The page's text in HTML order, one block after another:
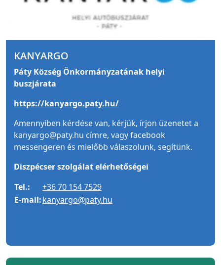
KANYARGO
Páty Község Önkormányzatának helyi
buszjárata
https://kanyargo.paty.hu/
Amennyiben kérdése van, kérjük, írjon üzenetet a
kanyargo@paty.hu címre, vagy facebook
messengeren és mielőbb válaszolunk, segítünk.
Diszpécser szolgálat elérhetőségei
Tel.:
+36 70 154 7529
E-mail:kanyargo@paty.hu